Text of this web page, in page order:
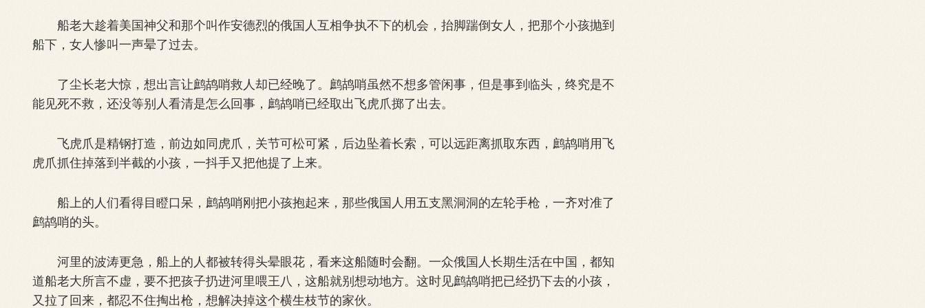
船老大趁着美国神父和那个叫作安德烈的俄国人互相争执不下的机会，抬脚踹倒女人，把那个小孩抛到
船下，女人惨叫一声晕了过去。
了尘长老大惊，想出言让鹧鸪哨救人却已经晚了。鹧鸪哨虽然不想多管闲事，但是事到临头，终究是不
能见死不救，还没等别人看清是怎么回事，鹧鸪哨已经取出飞虎爪掷了出去。
飞虎爪是精钢打造，前边如同虎爪，关节可松可紧，后边坠着长索，可以远距离抓取东西，鹧鸪哨用飞
虎爪抓住掉落到半截的小孩，一抖手又把他提了上来。
船上的人们看得目瞪口呆，鹧鸪哨刚把小孩抱起来，那些俄国人用五支黑洞洞的左轮手枪，一齐对准了
鹧鸪哨的头。
河里的波涛更急，船上的人都被转得头晕眼花，看来这船随时会翻。一众俄国人长期生活在中国，都知
道船老大所言不虚，要不把孩子扔进河里喂王八，这船就别想动地方。这时见鹧鸪哨把已经扔下去的小孩，
又拉了回来，都忍不住掏出枪，想解决掉这个横生枝节的家伙。